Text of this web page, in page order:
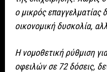
ο μικρός επαγγελματίας
οικονομική δυσκολία,
Η νομοθετική ρύθμιση
οφειλών σε 72 δόσεις,